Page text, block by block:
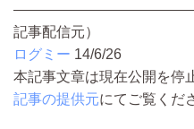
記事配信元）
ログミー 14/6/26
本記事文章は現在公開を停
記事の提供元にてご覧くだ